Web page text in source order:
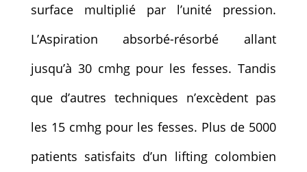
surface multiplié par l’unité pression.
L’Aspiration absorbé-résorbé allant
jusqu’à 30 cmhg pour les fesses. Tandis
que d’autres techniques n’excèdent pas
les 15 cmhg pour les fesses. Plus de 5000
patients satisfaits d’un lifting colombien